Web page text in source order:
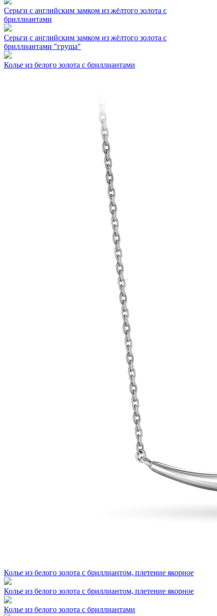
Серьги с английским замком из жёлтого золота с
бриллиантами
Серьги с английским замком из жёлтого золота с
бриллиантами "груша"
Колье из белого золота с бриллиантами
Колье из белого золота с бриллиантом, плетение якорное
Колье из белого золота с бриллиантом, плетение якорное
Колье из белого золота с бриллиантами